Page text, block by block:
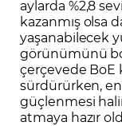
aylarda %2,8
kazanmış olsa
yaşanabilecek
görünümünü
çerçevede BoE
sürdürürken,
güçlenmesi
atmaya hazır